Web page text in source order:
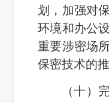
划，加强对
环境和办公
重要涉密场
保密技术的
（十）